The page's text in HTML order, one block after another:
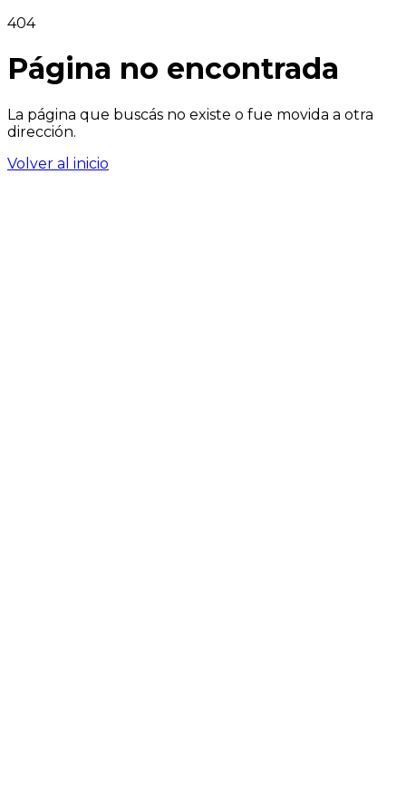
404
Página no encontrada
La página que buscás no existe o fue movida a otra
dirección.
Volver al inicio